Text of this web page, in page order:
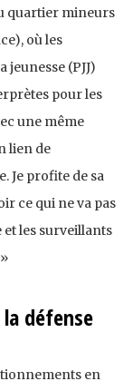
quartier mineurs
où les
(PJJ)
pour les
une même
lien de
Je profite de sa
ce qui ne va pas
et les surveillants
défense
en